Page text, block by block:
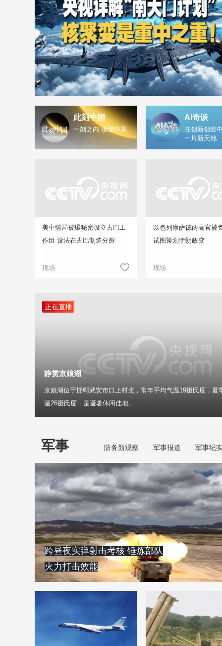
此刻中国
一刻之内 读懂中国
AI奇谈
在创新创造
一片新天地
美中情局被爆秘密设立古巴工
作组 设法在古巴制造分裂
现场
以色列摩萨德两高官被
试图策划伊朗政变
现场
正在直播
静赏京娘湖
京娘湖位于邯郸武安市口上村北，常年平均气温19摄氏度，夏
温26摄氏度，是避暑休闲佳地。
军事 防务新观察 军事报道 军事纪
跨昼夜实弹射击考核 锤炼部队
火力打击效能